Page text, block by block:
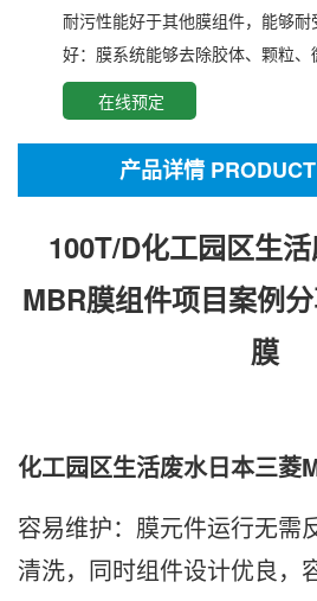
耐污性能好于其他膜组件，能够
好：膜系统能够去除胶体、颗粒、
在线预定
产品详情
100T/D化工园区生
MBR膜组件项目案例
膜
化工园区生活废水日本三菱
容易维护：膜元件运行无需
清洗，同时组件设计优良，